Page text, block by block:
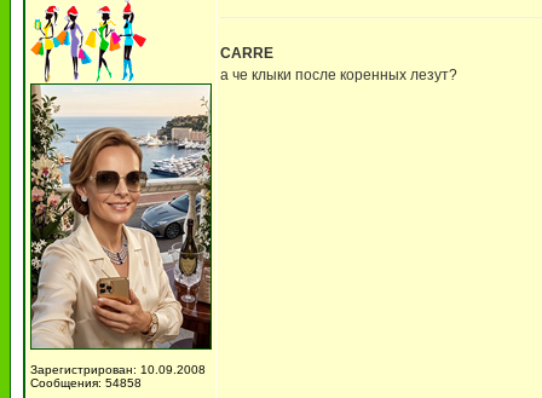
Зарегистрирован: 10.09.2008
Сообщения: 54858
CARRE
а че клыки после коренных лезут?